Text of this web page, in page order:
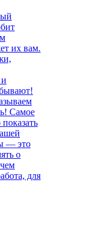
их вам.
Самое
— это
о
для